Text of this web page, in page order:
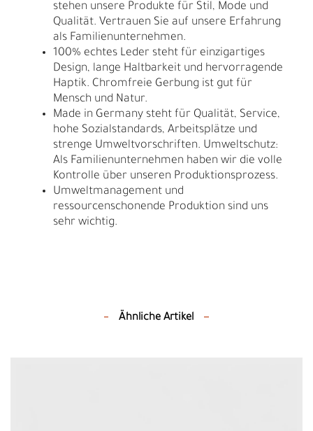
stehen unsere Produkte für Stil, Mode und
Qualität. Vertrauen Sie auf unsere Erfahrung
als Familienunternehmen.
100% echtes Leder steht für einzigartiges
Design, lange Haltbarkeit und hervorragende
Haptik. Chromfreie Gerbung ist gut für
Mensch und Natur.
Made in Germany steht für Qualität, Service,
hohe Sozialstandards, Arbeitsplätze und
strenge Umweltvorschriften. Umweltschutz:
Als Familienunternehmen haben wir die volle
Kontrolle über unseren Produktionsprozess.
Umweltmanagement und
ressourcenschonende Produktion sind uns
sehr wichtig.
Ähnliche Artikel